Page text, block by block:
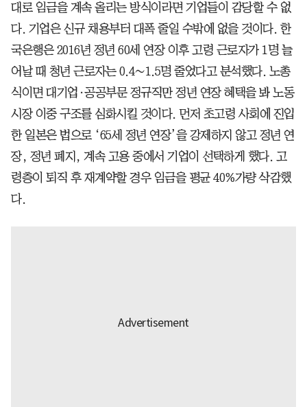
대로 임금을 계속 올리는 방식이라면 기업들이 감당할 수 없
다. 기업은 신규 채용부터 대폭 줄일 수밖에 없을 것이다. 한
국은행은 2016년 정년 60세 연장 이후 고령 근로자가 1명 늘
어날 때 청년 근로자는 0.4∼1.5명 줄었다고 분석했다. 노총
식이면 대기업·공공부문 정규직만 정년 연장 혜택을 봐 노동
시장 이중 구조를 심화시킬 것이다. 먼저 초고령 사회에 진입
한 일본은 법으로 ‘65세 정년 연장’을 강제하지 않고 정년 연
장, 정년 폐지, 계속 고용 중에서 기업이 선택하게 했다. 고
령층이 퇴직 후 재계약할 경우 임금을 평균 40%가량 삭감했
다.